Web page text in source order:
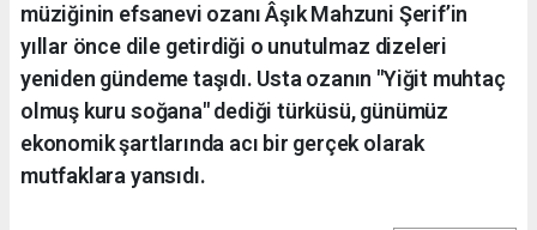
müziğinin efsanevi ozanı Âşık Mahzuni Şerif’in
yıllar önce dile getirdiği o unutulmaz dizeleri
yeniden gündeme taşıdı. Usta ozanın "Yiğit muhtaç
olmuş kuru soğana" dediği türküsü, günümüz
ekonomik şartlarında acı bir gerçek olarak
mutfaklara yansıdı.